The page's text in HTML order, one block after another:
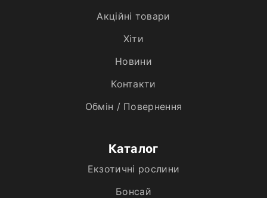
Акційні товари
Хiти
Новини
Контакти
Обмін / Повернення
Каталог
Екзотичні рослини
Бонсай